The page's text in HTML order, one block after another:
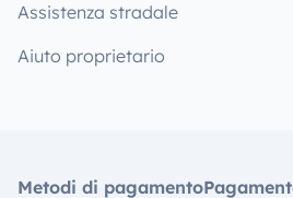
Assistenza stradale
Aiuto proprietario
Metodi di pagamento